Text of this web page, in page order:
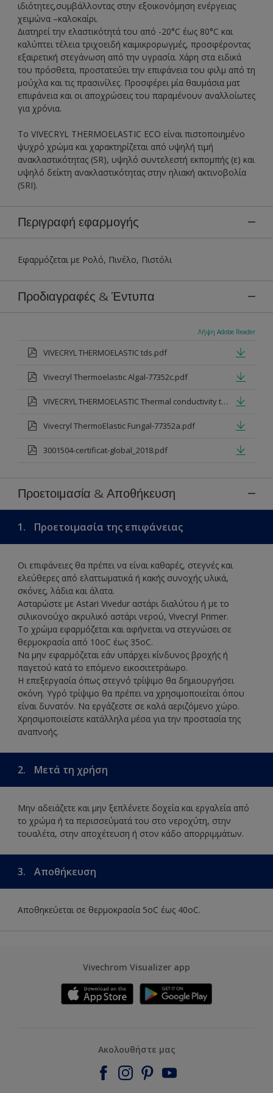
ιδιότητες,συμβάλλοντας στην εξοικονόμηση ενέργειας
χειμώνα –καλοκαίρι.
∆ιατηρεί την ελαστικότητά του από -20°C έως 80°C και
καλύπτει τέλεια τριχοειδή καιμικρορωγμές, προσφέροντας
εξαιρετική στεγάνωση από την υγρασία. Χάρη στα ειδικά
του πρόσθετα, προστατεύει την επιφάνεια του φιλμ από τη
μούχλα και τις πρασινίλες. Προσφέρει μία θαυμάσια ματ
επιφάνεια και οι αποχρώσεις του παραμένουν αναλλοίωτες
για χρόνια.
To VIVECRYL THERMOELASTIC ECO είναι πιστοποιημένο
ψυχρό χρώμα και χαρακτηρίζεται από υψηλή τιμή
ανακλαστικότητας (SR), υψηλό συντελεστή εκπομπής (ε) και
υψηλό δείκτη ανακλαστικότητας στην ηλιακή ακτινοβολία
(SRI).
Περιγραφή εφαρμογής
Εφαρμόζεται με Ρολό, Πινέλο, Πιστόλι
Προδιαγραφές & Έντυπα
Λήψη Adobe Reader
VIVECRYL THERMOELASTIC tds.pdf
Vivecryl Thermoelastic Algal-77352c.pdf
VIVECRYL THERMOELASTIC Thermal conductivity testing 2005 CORRECT.pdf
Vivecryl ThermoElastic Fungal-77352a.pdf
3001504-certificat-global_2018.pdf
Προετοιμασία & Αποθήκευση
1. Προετοιμασία της επιφάνειας
Οι επιφάνειες θα πρέπει να είναι καθαρές, στεγνές και
ελεύθερες από ελαττωματικά ή κακής συνοχής υλικά,
σκόνες, λάδια και άλατα.
Ασταρώστε με Astari Vivedur αστάρι διαλύτου ή με το
σιλικονούχο ακρυλικό αστάρι νερού, Vivecryl Primer.
Το χρώμα εφαρμόζεται και αφήνεται να στεγνώσει σε
θερμοκρασία από 10oC έως 35oC.
Να μην εφαρμόζεται εάν υπάρχει κίνδυνος βροχής ή
παγετού κατά το επόμενο εικοσιτετράωρο.
Η επεξεργασία όπως στεγνό τρίψιμο θα δημιουργήσει
σκόνη. Υγρό τρίψιμο θα πρέπει να χρησιμοποιείται όπου
είναι δυνατόν. Να εργάζεστε σε καλά αεριζόμενο χώρο.
Χρησιμοποιείστε κατάλληλα μέσα για την προστασία της
αναπνοής.
2. Μετά τη χρήση
Μην αδειάζετε και μην ξεπλένετε δοχεία και εργαλεία από
το χρώμα ή τα περισσεύματά του στο νεροχύτη, στην
τουαλέτα, στην αποχέτευση ή στον κάδο απορριμμάτων.
3. Αποθήκευση
Αποθηκεύεται σε θερμοκρασία 5οC έως 40οC.
Vivechrom Visualizer app
Ακολουθήστε μας